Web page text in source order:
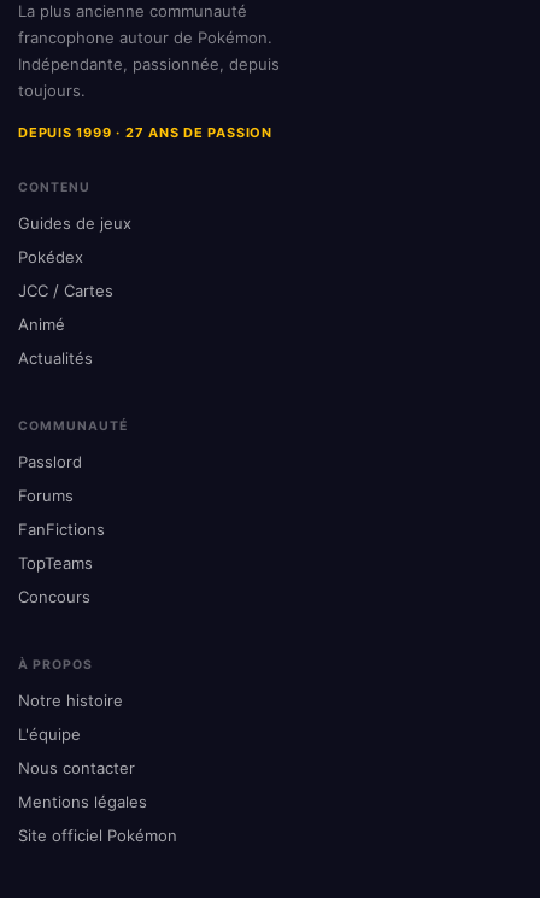
La plus ancienne communauté
francophone autour de Pokémon.
Indépendante, passionnée, depuis
toujours.
DEPUIS 1999 · 27 ANS DE PASSION
CONTENU
Guides de jeux
Pokédex
JCC / Cartes
Animé
Actualités
COMMUNAUTÉ
Passlord
Forums
FanFictions
TopTeams
Concours
À PROPOS
Notre histoire
L'équipe
Nous contacter
Mentions légales
Site officiel Pokémon